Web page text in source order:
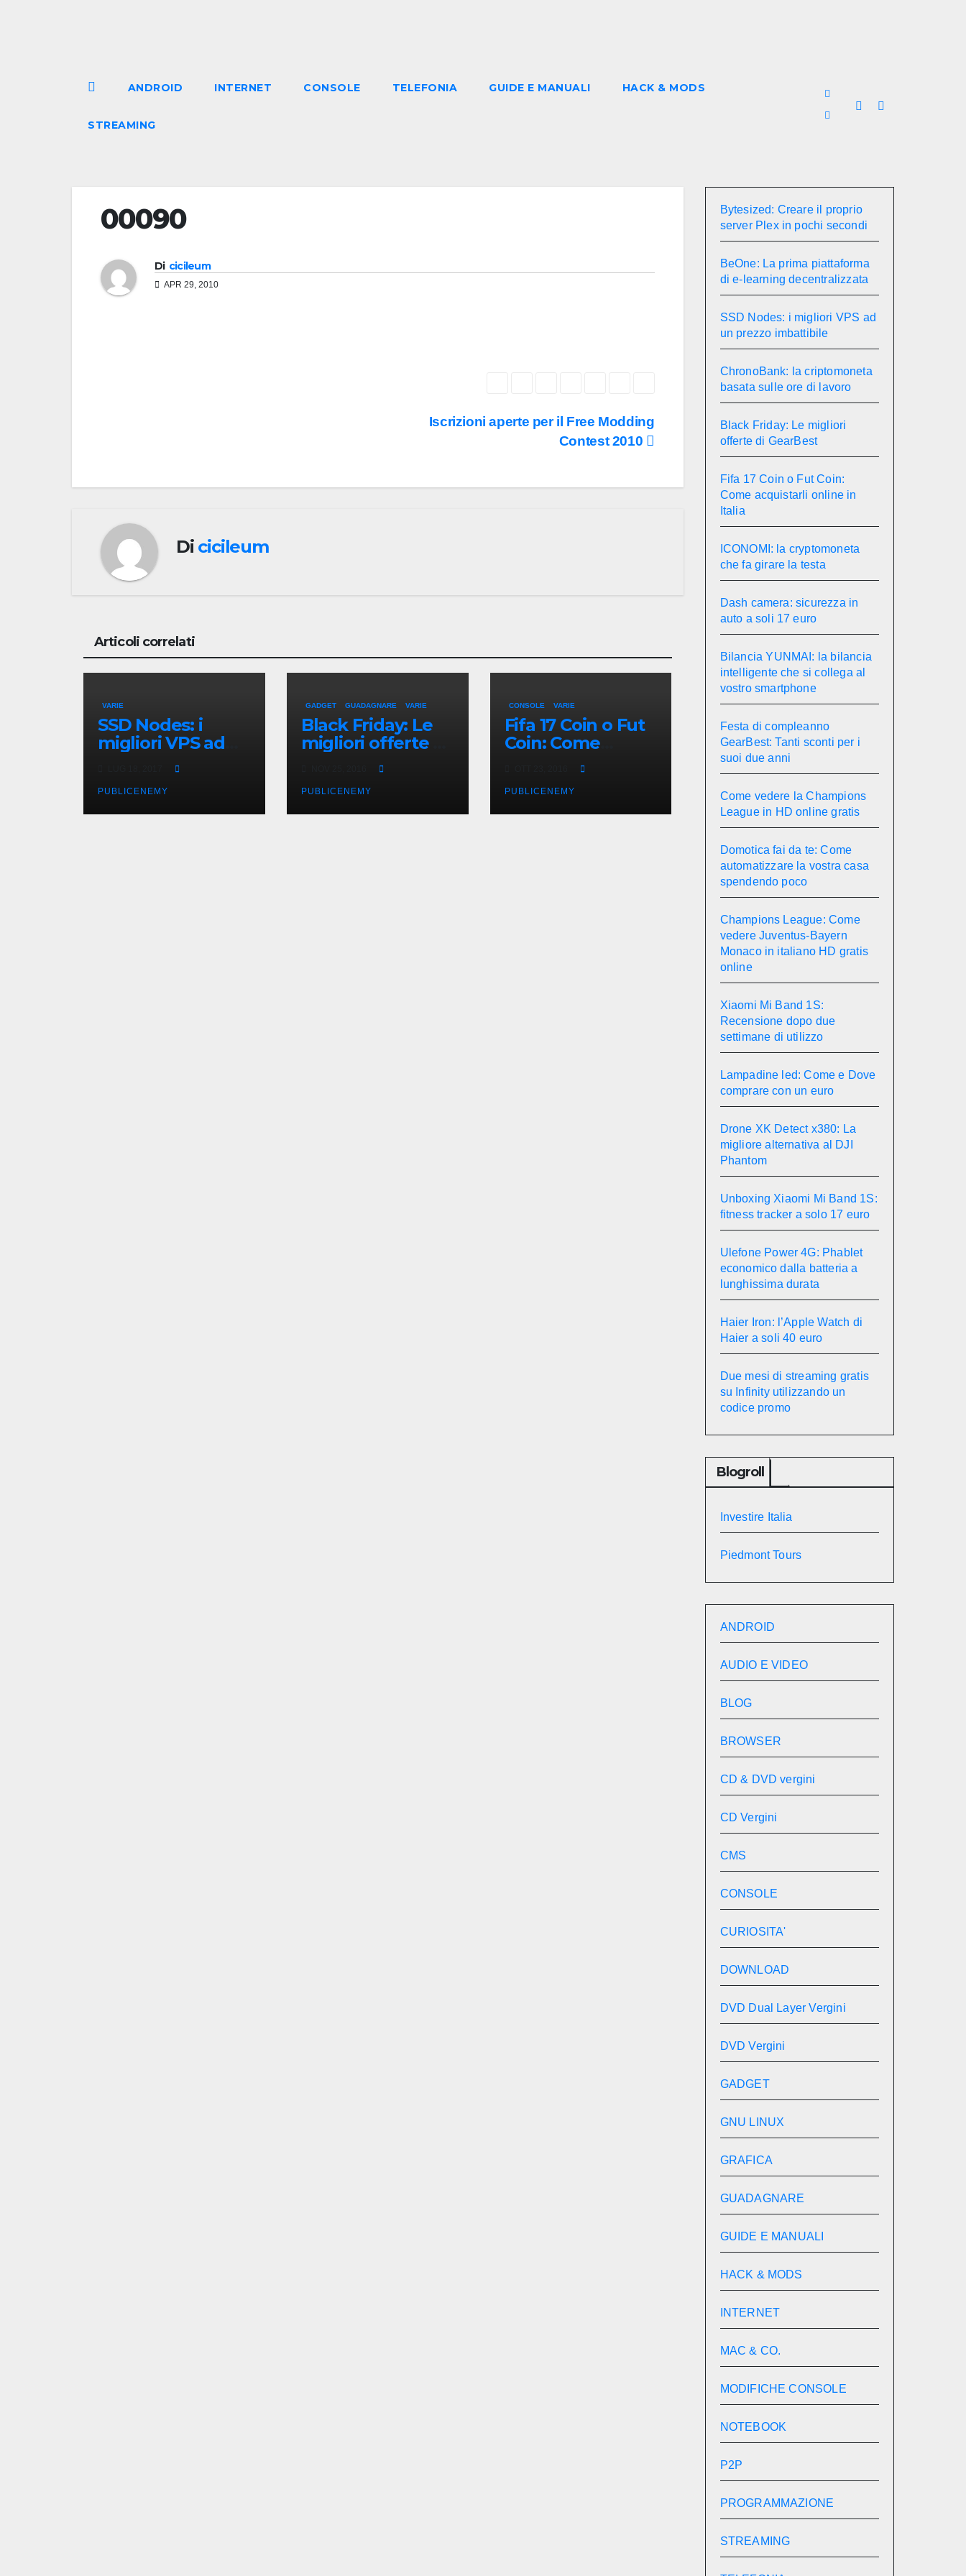
ANDROID INTERNET CONSOLE TELEFONIA GUIDE E MANUALI HACK & MODS
STREAMING
00090
Di cicileum
APR 29, 2010
Iscrizioni aperte per il Free Modding
Contest 2010
Di cicileum
Articoli correlati
VARIE
SSD Nodes: i
migliori VPS ad
un prezzo
imbattibile
PUBLICENEMY
GADGET GUADAGNARE VARIE
Black Friday: Le
migliori offerte di
GearBest
PUBLICENEMY
CONSOLE VARIE
Fifa 17 Coin o Fut
Coin: Come
acquistarli online
PUBLICENEMY
Bytesized: Creare il proprio
server Plex in pochi secondi
BeOne: La prima piattaforma
di e-learning decentralizzata
SSD Nodes: i migliori VPS ad
un prezzo imbattibile
ChronoBank: la criptomoneta
basata sulle ore di lavoro
Black Friday: Le migliori
offerte di GearBest
Fifa 17 Coin o Fut Coin:
Come acquistarli online in
Italia
ICONOMI: la cryptomoneta
che fa girare la testa
Dash camera: sicurezza in
auto a soli 17 euro
Bilancia YUNMAI: la bilancia
intelligente che si collega al
vostro smartphone
Festa di compleanno
GearBest: Tanti sconti per i
suoi due anni
Come vedere la Champions
League in HD online gratis
Domotica fai da te: Come
automatizzare la vostra casa
spendendo poco
Champions League: Come
vedere Juventus-Bayern
Monaco in italiano HD gratis
online
Xiaomi Mi Band 1S:
Recensione dopo due
settimane di utilizzo
Lampadine led: Come e Dove
comprare con un euro
Drone XK Detect x380: La
migliore alternativa al DJI
Phantom
Unboxing Xiaomi Mi Band 1S:
fitness tracker a solo 17 euro
Ulefone Power 4G: Phablet
economico dalla batteria a
lunghissima durata
Haier Iron: l’Apple Watch di
Haier a soli 40 euro
Due mesi di streaming gratis
su Infinity utilizzando un
codice promo
Blogroll
Investire Italia
Piedmont Tours
ANDROID
AUDIO E VIDEO
BLOG
BROWSER
CD & DVD vergini
CD Vergini
CMS
CONSOLE
CURIOSITA'
DOWNLOAD
DVD Dual Layer Vergini
DVD Vergini
GADGET
GNU LINUX
GRAFICA
GUADAGNARE
GUIDE E MANUALI
HACK & MODS
INTERNET
MAC & CO.
MODIFICHE CONSOLE
NOTEBOOK
P2P
PROGRAMMAZIONE
STREAMING